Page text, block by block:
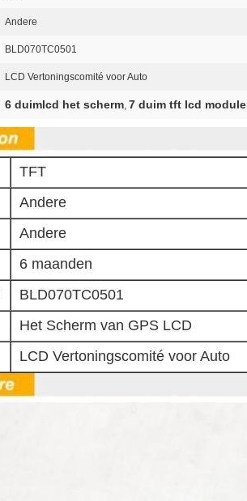
Andere
BLD070TC0501
LCD Vertoningscomité voor Auto
6 duimlcd het scherm, 7 duim tft lcd module
TFT
Andere
Andere
6 maanden
BLD070TC0501
Het Scherm van GPS LCD
LCD Vertoningscomité voor Auto